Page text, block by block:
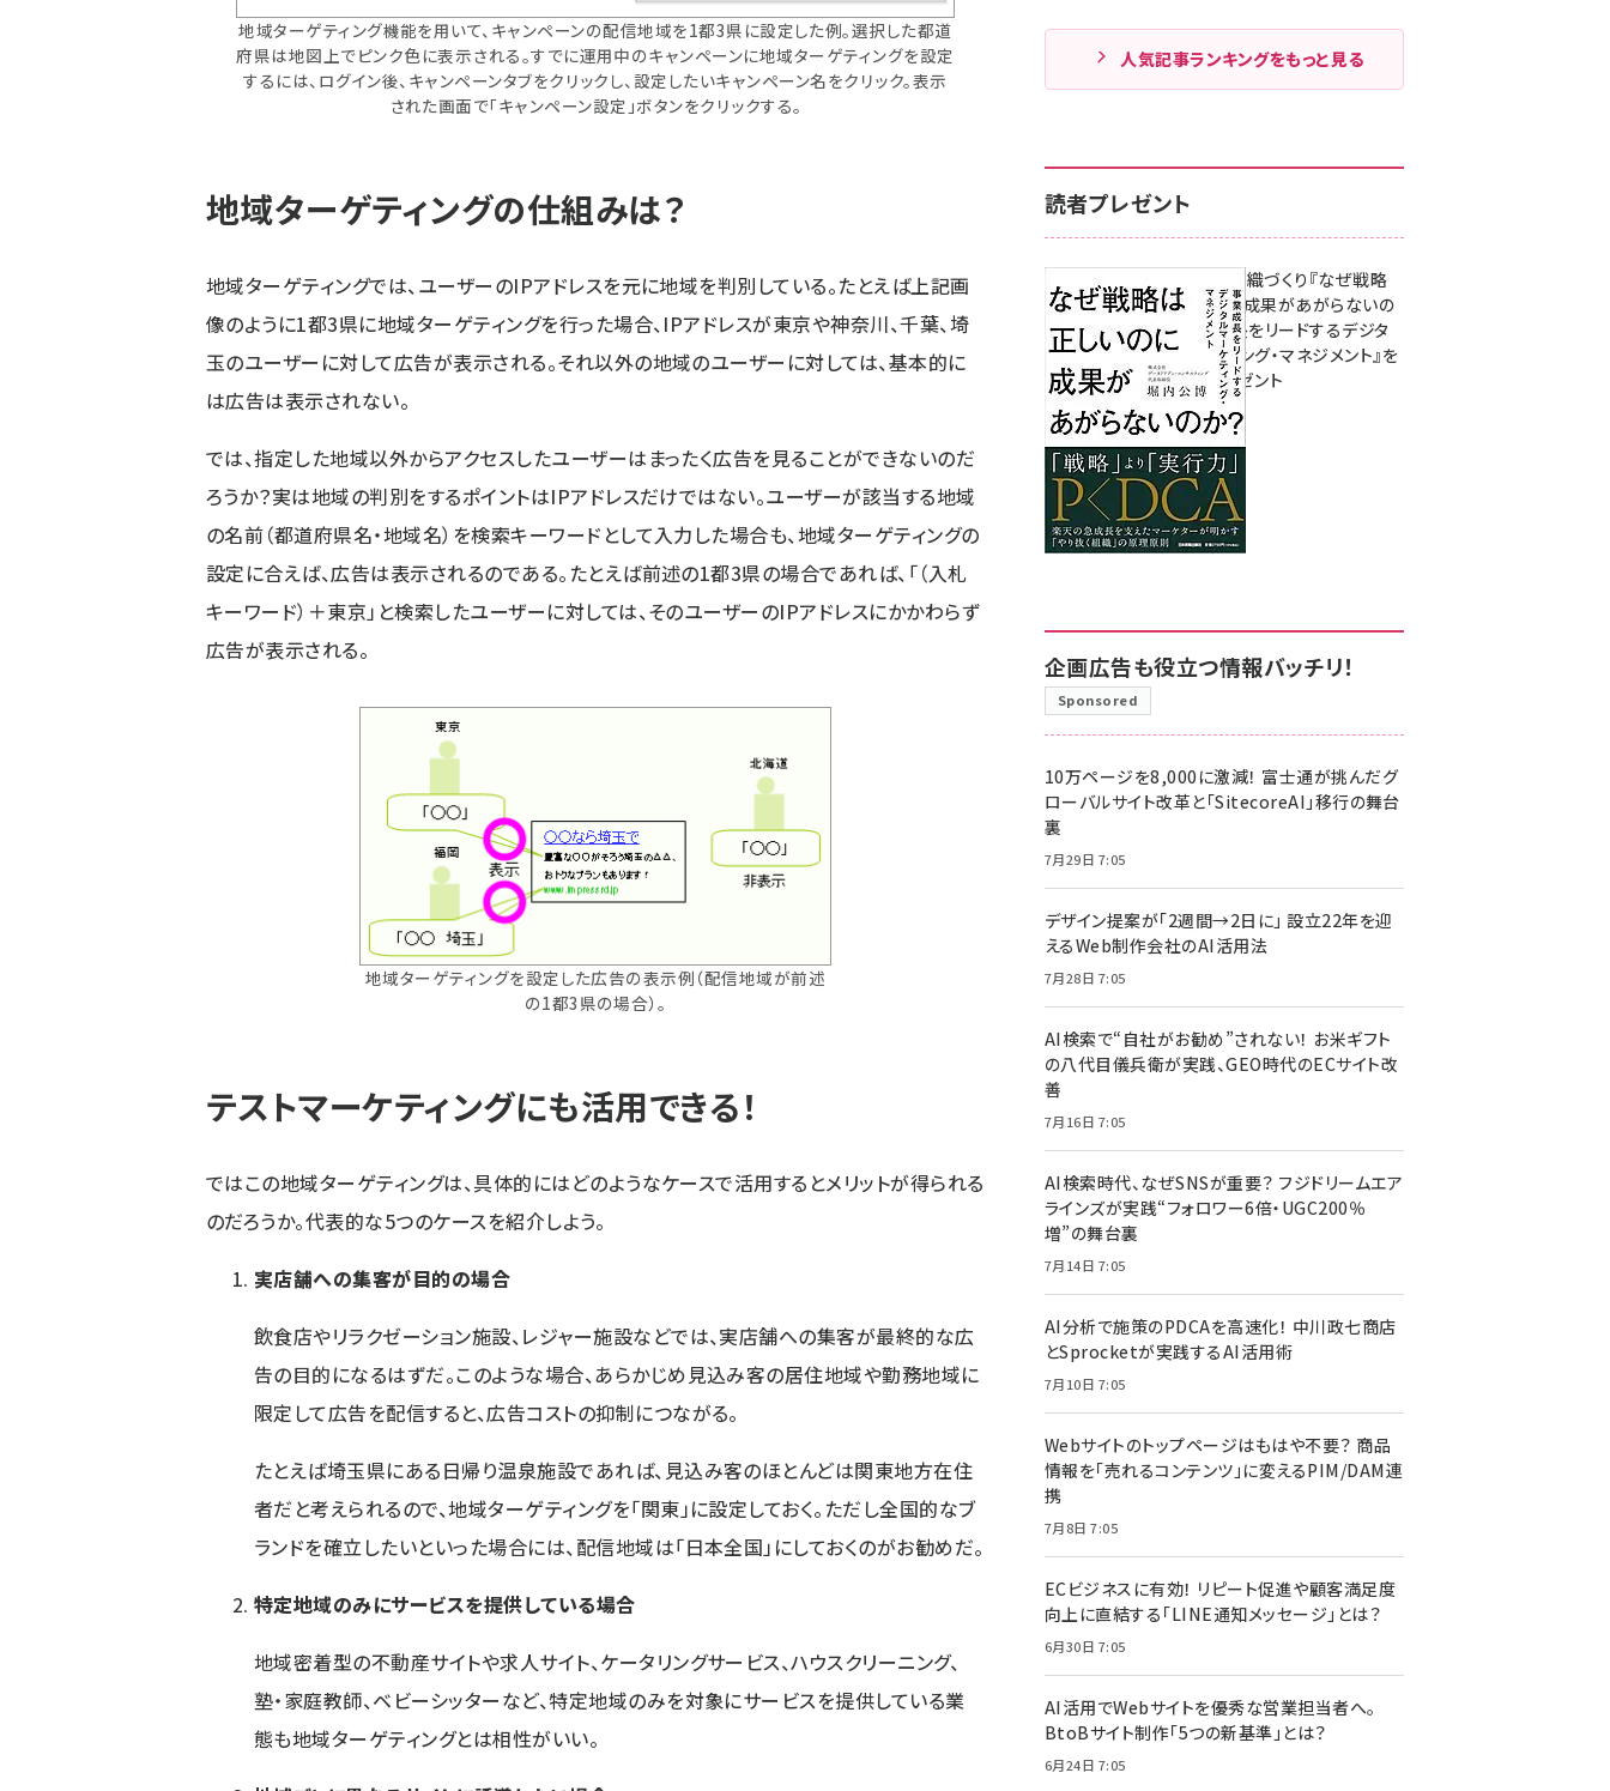
地域ターゲティング機能を用いて、キャンペーンの配信地域を1都3県に設定した例。選択した都道
府県は地図上でピンク色に表示される。すでに運用中のキャンペーンに地域ターゲティングを設定
するには、ログイン後、キャンペーンタブをクリックし、設定したいキャンペーン名をクリック。表示
された画面で「キャンペーン設定」ボタンをクリックする。
地域ターゲティングの仕組みは？
地域ターゲティングでは、ユーザーのIPアドレスを元に地域を判別している。たとえば上記画
像のように1都3県に地域ターゲティングを行った場合、IPアドレスが東京や神奈川、千葉、埼
玉のユーザーに対して広告が表示される。それ以外の地域のユーザーに対しては、基本的に
は広告は表示されない。
では、指定した地域以外からアクセスしたユーザーはまったく広告を見ることができないのだ
ろうか？実は地域の判別をするポイントはIPアドレスだけではない。ユーザーが該当する地域
の名前（都道府県名・地域名）を検索キーワードとして入力した場合も、地域ターゲティングの
設定に合えば、広告は表示されるのである。たとえば前述の1都3県の場合であれば、「（入札
キーワード）＋東京」と検索したユーザーに対しては、そのユーザーのIPアドレスにかかわらず
広告が表示される。
地域ターゲティングを設定した広告の表示例（配信地域が前述
の1都3県の場合）。
テストマーケティングにも活用できる！
ではこの地域ターゲティングは、具体的にはどのようなケースで活用するとメリットが得られる
のだろうか。代表的な5つのケースを紹介しよう。
実店舗への集客が目的の場合
飲食店やリラクゼーション施設、レジャー施設などでは、実店舗への集客が最終的な広
告の目的になるはずだ。このような場合、あらかじめ見込み客の居住地域や勤務地域に
限定して広告を配信すると、広告コストの抑制につながる。
たとえば埼玉県にある日帰り温泉施設であれば、見込み客のほとんどは関東地方在住
者だと考えられるので、地域ターゲティングを「関東」に設定しておく。ただし全国的なブ
ランドを確立したいといった場合には、配信地域は「日本全国」にしておくのがお勧めだ。
特定地域のみにサービスを提供している場合
地域密着型の不動産サイトや求人サイト、ケータリングサービス、ハウスクリーニング、
塾・家庭教師、ベビーシッターなど、特定地域のみを対象にサービスを提供している業
態も地域ターゲティングとは相性がいい。
人気記事ランキングをもっと見る
読者プレゼント
成果を生む組織づくり『なぜ戦略
は正しいのに成果があがらないの
か？ 事業成長をリードするデジタ
ルマーケティング・マネジメント』を
3名様にプレゼント
8月7日 10:00
企画広告も役立つ情報バッチリ！
Sponsored
10万ページを8,000に激減！ 富士通が挑んだグ
ローバルサイト改革と「SitecoreAI」移行の舞台
裏
7月29日 7:05
デザイン提案が「2週間→2日に」 設立22年を迎
えるWeb制作会社のAI活用法
7月28日 7:05
AI検索で“自社がお勧め”されない！ お米ギフト
の八代目儀兵衛が実践、GEO時代のECサイト改
善
7月16日 7:05
AI検索時代、なぜSNSが重要？ フジドリームエア
ラインズが実践“フォロワー6倍・UGC200％
増”の舞台裏
7月14日 7:05
AI分析で施策のPDCAを高速化！ 中川政七商店
とSprocketが実践するAI活用術
7月10日 7:05
Webサイトのトップページはもはや不要？ 商品
情報を「売れるコンテンツ」に変えるPIM/DAM連
携
7月8日 7:05
ECビジネスに有効！ リピート促進や顧客満足度
向上に直結する「LINE通知メッセージ」とは？
6月30日 7:05
AI活用でWebサイトを優秀な営業担当者へ。
BtoBサイト制作「5つの新基準」とは？
6月24日 7:05